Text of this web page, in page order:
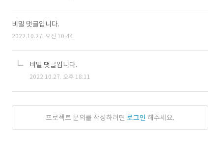
비밀 댓글입니다.
2022.10.27. 오전 10:44
비밀 댓글입니다.
2022.10.27. 오후 18:11
프로젝트 문의를 작성하려면 로그인 해주세요.